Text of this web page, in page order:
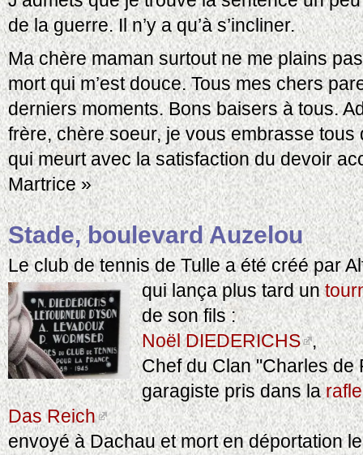
de la guerre. Il n’y a qu’à s’incliner.
Ma chère maman surtout ne me plains
mort qui m’est douce. Tous mes chers
derniers moments. Bons baisers à tous.
frère, chère soeur, je vous embrasse tous
qui meurt avec la satisfaction du devoir
Martrice »
Stade, boulevard Auzelou
Le club de tennis de Tulle a été créé par
qui lança plus tard un
de son fils :
Noël DIEDERICHS ,
Chef du Clan "Charles de
garagiste pris dans la
Das Reich
envoyé à Dachau et mort en déportation